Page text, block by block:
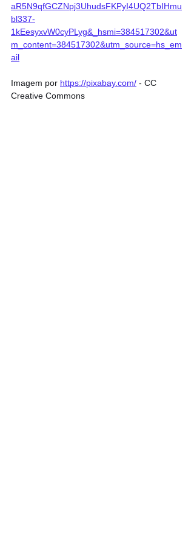
aR5N9qfGCZNpj3UhudsFKPyI4UQ2TbIHmu
bl337-
1kEesyxvW0cyPLyg&_hsmi=384517302&ut
m_content=384517302&utm_source=hs_em
ail
Imagem por https://pixabay.com/ - CC
Creative Commons